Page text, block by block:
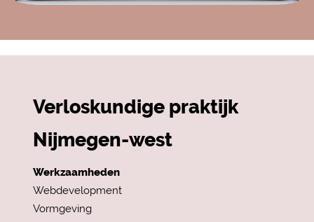
Verloskundige praktijk
Nijmegen-west
Werkzaamheden
Webdevelopment
Vormgeving